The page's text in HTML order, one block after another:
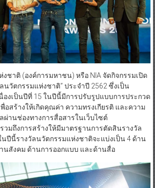
ชาติ (องค์การมหาชน) หรือ NIA​ จัดกิจกรรมเปิด
นวัตกรรมแห่งชาติ” ประจำปี 2562​ ซึ่งเป็น
องเป็น​ปีที่ 15 ในปีนี้มีการปรับรูปแบบการประกวด
อสร้างให้เกิดคุณค่า ความทรงเกียรติ และความ
ผ่านช่องทางการสื่อสารในเว็บไซต์
วมถึงการสร้างให้มีมาตรฐานการตัดสินรางวัล
นปีนี้รางวัลนวัตกรรมแห่งชาติจะแบ่งเป็น 4 ด้าน
นสังคม ด้านการออกแบบ และด้านสื่อ